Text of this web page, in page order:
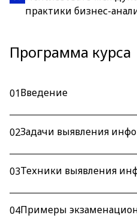
практики бизнес-
Программа курса
01Введение
02Задачи выявления
03Техники выявления
04Примеры